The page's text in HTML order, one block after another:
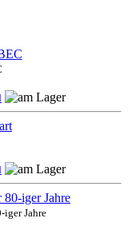
iger Jahre